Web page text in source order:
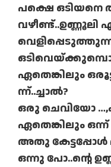
പക്ഷെ ഒടിയനെ
ഏതെങ്കിലും
ന്ന്..ച്ചാൽ?
ഒരു ചെവിയോ
ഏതെങ്കിലും ഒന്ന്
അതു കേട്ടപ്പോൾ
ഒന്നു പോ..ന്റെ